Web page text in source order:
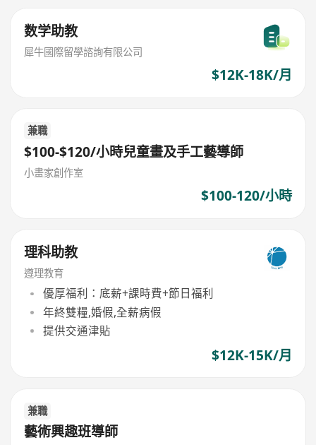
数学助教
犀牛國際留學諮詢有限公司
$12K-18K/月
兼職
$100-$120/小時兒童畫及手工藝導師
小畫家創作室
$100-120/小時
理科助教
遵理教育
優厚福利：底薪+課時費+節日福利
年終雙糧,婚假,全薪病假
提供交通津貼
$12K-15K/月
兼職
藝術興趣班導師